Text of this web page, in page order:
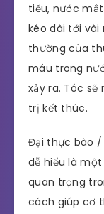
tiểu, nước
kéo dài tới
thường của
máu trong
xảy ra. Tóc
trị kết thúc.
Đại thực bào /
dễ hiểu là
quan trọng
cách giúp cơ